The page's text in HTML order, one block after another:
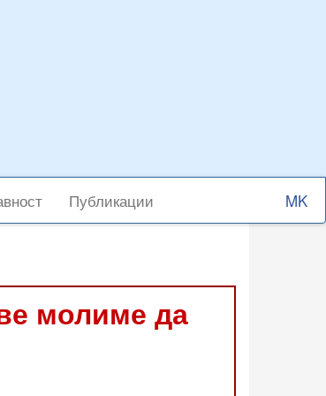
Публикации
Select
your
молиме да